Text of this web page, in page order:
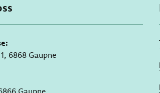
6868 Gaupne